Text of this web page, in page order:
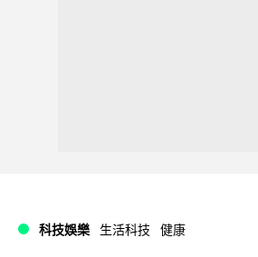
科技娛樂 生活科技 健康